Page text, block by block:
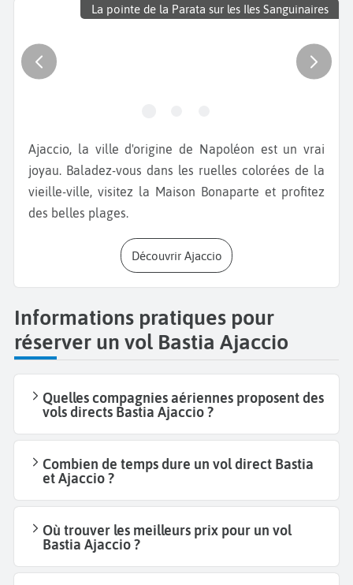
La pointe de la Parata sur les Iles Sanguinaires
Ajaccio, la ville d'origine de Napoléon est un vrai
joyau. Baladez-vous dans les ruelles colorées de la
vieille-ville, visitez la Maison Bonaparte et profitez
des belles plages.
Découvrir Ajaccio
Informations pratiques pour
réserver un vol Bastia Ajaccio
Quelles compagnies aériennes proposent des
vols directs Bastia Ajaccio ?
Combien de temps dure un vol direct Bastia
et Ajaccio ?
Où trouver les meilleurs prix pour un vol
Bastia Ajaccio ?